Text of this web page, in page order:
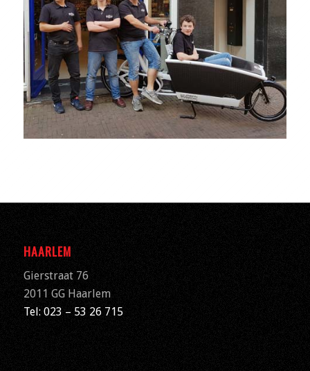
HAARLEM
Gierstraat 76
2011 GG Haarlem
Tel: 023 – 53 26 715